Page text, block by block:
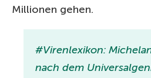
Millionen gehen.
#Virenlexikon:
nach dem